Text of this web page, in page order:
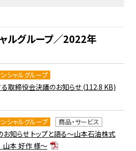
ルグループ／2022年
シャルグループ
取締役会決議のお知らせ(112.8 KB)
シャルグループ 商品・サービス
お知らせ トップと語る～山本石油株式
本 好作 様～